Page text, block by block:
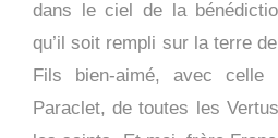
dans le ciel de la
qu’il soit rempli sur la terre
Fils bien-aimé, avec
Paraclet, de toutes les